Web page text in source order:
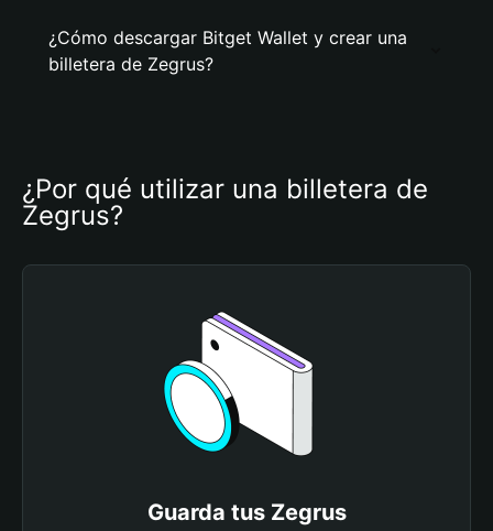
¿Cómo descargar Bitget Wallet y crear una
billetera de Zegrus?
¿Por qué utilizar una billetera de
Zegrus?
Guarda tus Zegrus